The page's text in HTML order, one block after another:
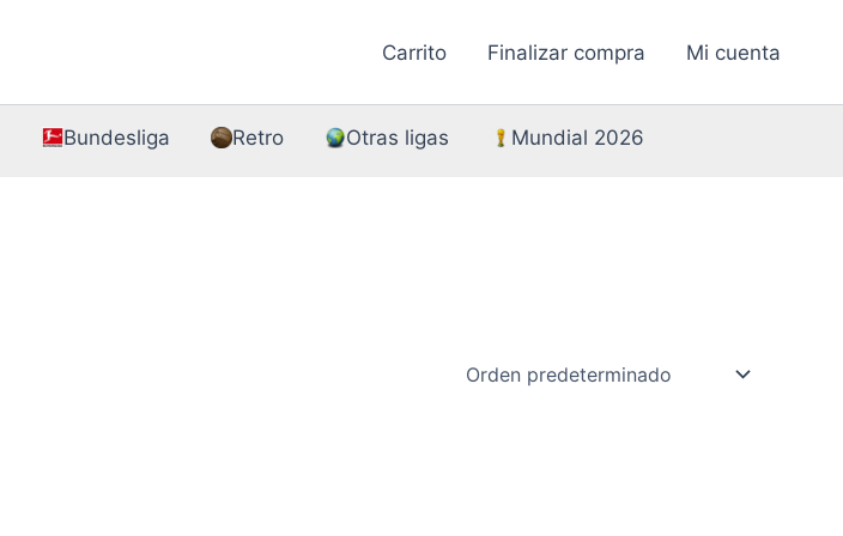
Carrito Finalizar compra Mi cuenta
Bundesliga Retro Otras ligas Mundial 2026